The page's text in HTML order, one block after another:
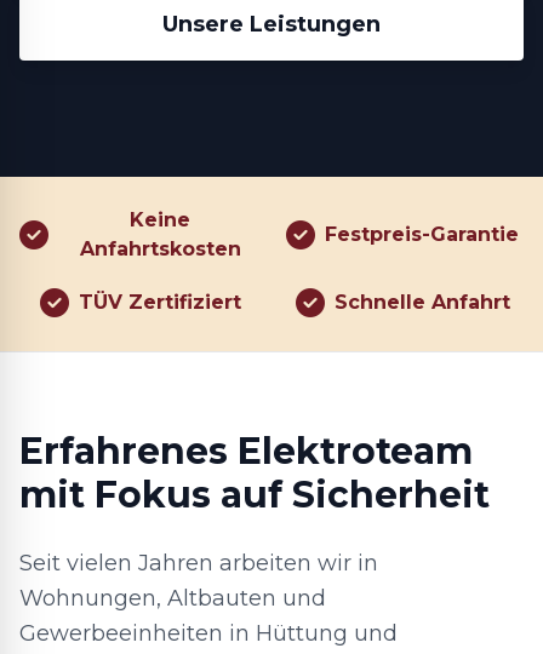
Unsere Leistungen
Keine
Anfahrtskosten
Festpreis-Garantie
TÜV Zertifiziert Schnelle Anfahrt
Erfahrenes Elektroteam
mit Fokus auf Sicherheit
Seit vielen Jahren arbeiten wir in
Wohnungen, Altbauten und
Gewerbeeinheiten in Hüttung und